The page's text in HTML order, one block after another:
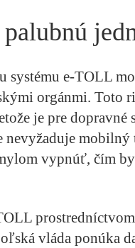
systému e-TOLL
orgánmi. Toto
je pre dopravné
nevyžaduje
vypnúť, čím
vláda ponúka